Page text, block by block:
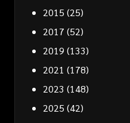
2015 (25)
2017 (52)
2019 (133)
2021 (178)
2023 (148)
2025 (42)